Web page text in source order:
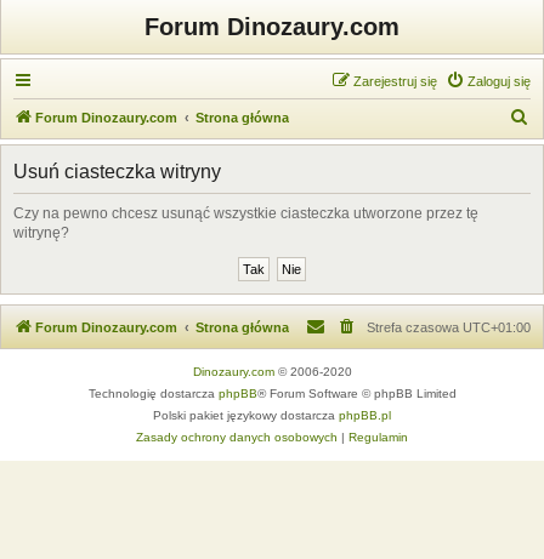
Forum Dinozaury.com
Zaloguj się
Zarejestruj się
Forum Dinozaury.com Strona główna
z
Usuń ciasteczka witryny
Czy na pewno chcesz usunąć wszystkie ciasteczka utworzone przez tę
witrynę?
Forum Dinozaury.com Strona główna Strefa czasowa UTC+01:00
Dinozaury.com© 2006-2020
Technologię dostarcza phpBB® Forum Software © phpBB Limited
Polski pakiet językowy dostarcza phpBB.pl
Zasady ochrony danych osobowych | Regulamin